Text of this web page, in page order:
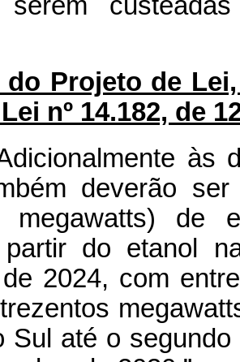
do Projeto de
nº 14.182, de
às
deverão
megawatts) de
do etanol
2024, com
Sul até o